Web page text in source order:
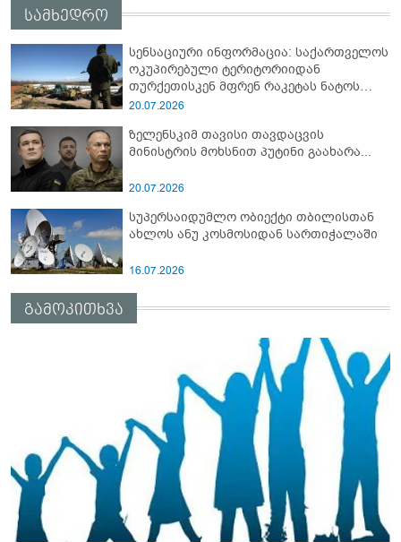
სამხედრო
სენსაციური ინფორმაცია: საქართველოს
ოკუპირებული ტერიტორიიდან
თურქეთისკენ მფრენ რაკეტას ნატოს
სამიტი კინაღამ ჩაუშლია
20.07.2026
ზელენსკიმ თავისი თავდაცვის
მინისტრის მოხსნით პუტინი გაახარა...
20.07.2026
სუპერსაიდუმლო ობიექტი თბილისთან
ახლოს ანუ კოსმოსიდან სართიჭალაში
16.07.2026
გამოკითხვა